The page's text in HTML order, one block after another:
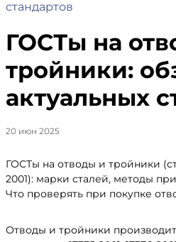
стандартов
ГОСТы на
тройники:
актуальных
20 июн 2025
ГОСТы на отводы и тройники
2001): марки сталей, методы
Что проверять при покупке
Отводы и тройники